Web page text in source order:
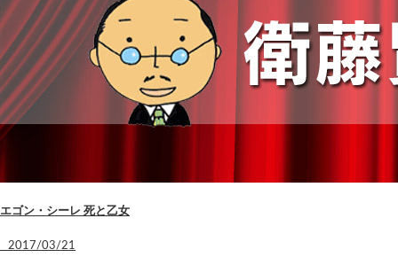
エゴン・シーレ 死と乙女
2017/03/21